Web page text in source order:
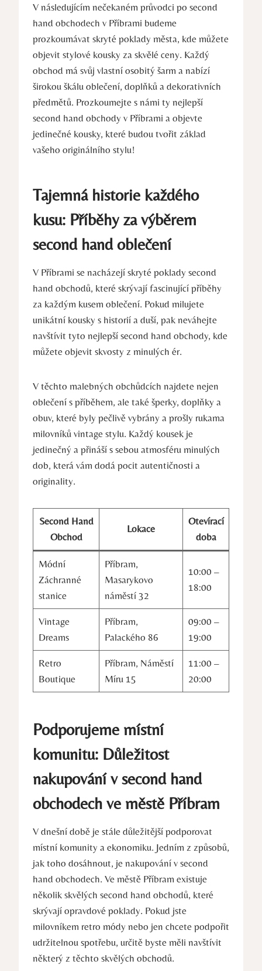
V následujícím nečekaném průvodci po second
hand obchodech v Příbrami budeme
prozkoumávat skryté poklady města, kde můžete
objevit stylové kousky za skvělé ceny. Každý
obchod má svůj vlastní osobitý šarm a nabízí
širokou škálu oblečení, doplňků a dekorativních
předmětů. Prozkoumejte s námi ty nejlepší
second hand obchody v Příbrami a objevte
jedinečné kousky, které budou tvořit základ
vašeho originálního stylu!
Tajemná historie každého
kusu: Příběhy za výběrem
second hand oblečení
V Příbrami se nacházejí skryté poklady second
hand obchodů, které skrývají fascinující příběhy
za každým kusem oblečení. Pokud milujete
unikátní kousky s historií a duší, pak neváhejte
navštívit tyto nejlepší second hand obchody, kde
můžete objevit skvosty z minulých ér.
V těchto malebných obchůdcích najdete nejen
oblečení s příběhem, ale také šperky, doplňky a
obuv, které byly pečlivě vybrány a prošly rukama
milovníků vintage stylu. Každý kousek je
jedinečný a přináší s sebou atmosféru minulých
dob, která vám dodá pocit autentičnosti a
originality.
Second Hand
Obchod
Lokace
Otevírací
doba
Módní
Záchranné
stanice
Příbram,
Masarykovo
náměstí 32
10:00 –
18:00
Vintage
Dreams
Příbram,
Palackého 86
09:00 –
19:00
Retro
Boutique
Příbram, Náměstí
Míru 15
11:00 –
20:00
Podporujeme místní
komunitu: Důležitost
nakupování v second hand
obchodech ve městě Příbram
V dnešní době je stále důležitější podporovat
místní komunity a ekonomiku. Jedním z způsobů,
jak toho dosáhnout, je nakupování v second
hand obchodech. Ve městě Příbram existuje
několik skvělých second hand obchodů, které
skrývají opravdové poklady. Pokud jste
milovníkem retro módy nebo jen chcete podpořit
udržitelnou spotřebu, určitě byste měli navštívit
některý z těchto skvělých obchodů.